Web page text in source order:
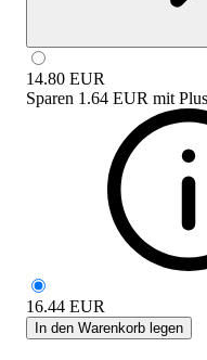
14.80 EUR
Sparen 1.64 EUR mit
16.44 EUR
In den Warenkorb legen